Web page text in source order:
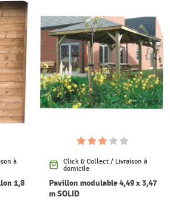
à
1,8
Click & Collect / Livraison à
domicile
Pavillon modulable 4,49 x 3,47
m SOLID